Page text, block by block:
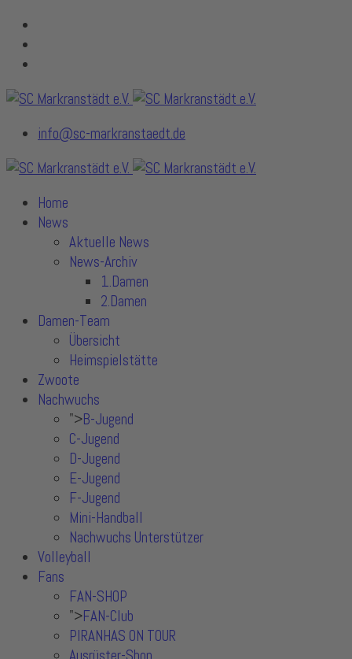
info@sc-markranstaedt.de
Home
News
Aktuelle News
News-Archiv
1.Damen
2.Damen
Damen-Team
Übersicht
Heimspielstätte
Zwoote
Nachwuchs
">B-Jugend
C-Jugend
D-Jugend
E-Jugend
F-Jugend
Mini-Handball
Nachwuchs Unterstützer
Volleyball
Fans
FAN-SHOP
">FAN-Club
PIRANHAS ON TOUR